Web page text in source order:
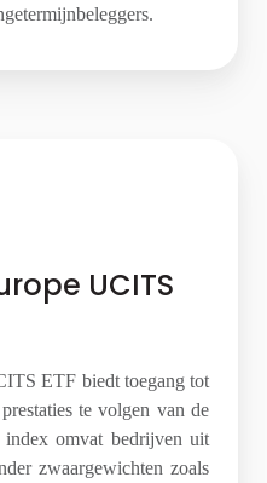
UCITS
ETF biedt toegang tot
te volgen van de
omvat bedrijven uit
zwaargewichten zoals